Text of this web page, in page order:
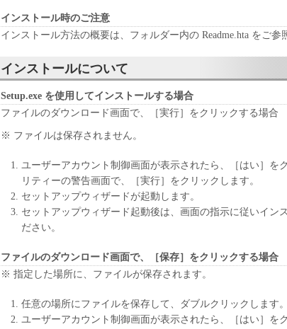
the SOFTWARE. You shall not alter, translate or convert to another
language, modify, disassemble, decompile or otherwise reverse
You shall not modify, remove or delete any copyright notice of
contained in the SOFTWARE, including any copy thereof.
Canon and its licensors retain in all respects the title, ownership
rights in and to the SOFTWARE. Except as expressly provided
right, express or implied, is hereby conveyed or granted by Canon to
intellectual property of Canon and its licensors.
You agree to comply with all export laws and restrictions and
involved, and not to export or re-export, directly or indirectly, the
approvals.
インストール時のご注意
インストール方法の概要は、フォルダー内の Readme.hta をご参
インストールについて
Setup.exe を使用してインストールする場合
ファイルのダウンロード画面で、［実行］をクリックする場合
※ ファイルは保存されません。
ユーザーアカウント制御画面が表示されたら、［はい］を
リティーの警告画面で、［実行］をクリックします。
セットアップウィザードが起動します。
セットアップウィザード起動後は、画面の指示に従いイン
ださい。
ファイルのダウンロード画面で、［保存］をクリックする場合
※ 指定した場所に、ファイルが保存されます。
任意の場所にファイルを保存して、ダブルクリックします。
ユーザーアカウント制御画面が表示されたら、［はい］を